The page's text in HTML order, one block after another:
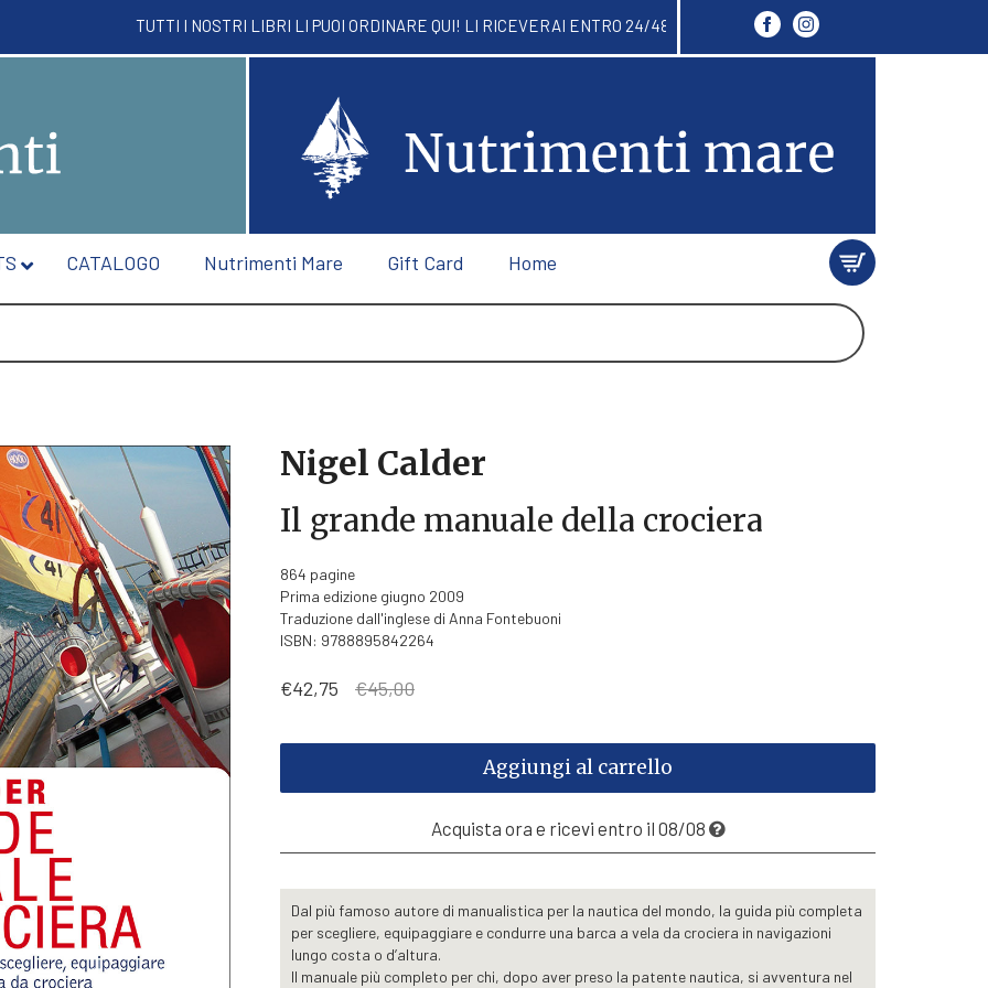
TUTTI I NOSTRI LIBRI LI PUOI ORDINARE QUI! LI RICEVERAI ENTRO 24/48 ORE. ISCRIVITI ALLA
CATALOGO Nutrimenti Mare Gift Card Home
Nigel Calder
Il grande manuale della crociera
864 pagine
Prima edizione giugno 2009
Traduzione dall'inglese di Anna Fontebuoni
ISBN: 9788895842264
€45,00Il
era:
€42,75
Il
è:
Aggiungi al carrello
Acquista ora e ricevi entro il 08/08
Dal più famoso autore di manualistica per la nautica del mondo, la guida più completa
per scegliere, equipaggiare e condurre una barca a vela da crociera in navigazioni
lungo costa o d’altura.
Il manuale più completo per chi, dopo aver preso la patente nautica, si avventura nel